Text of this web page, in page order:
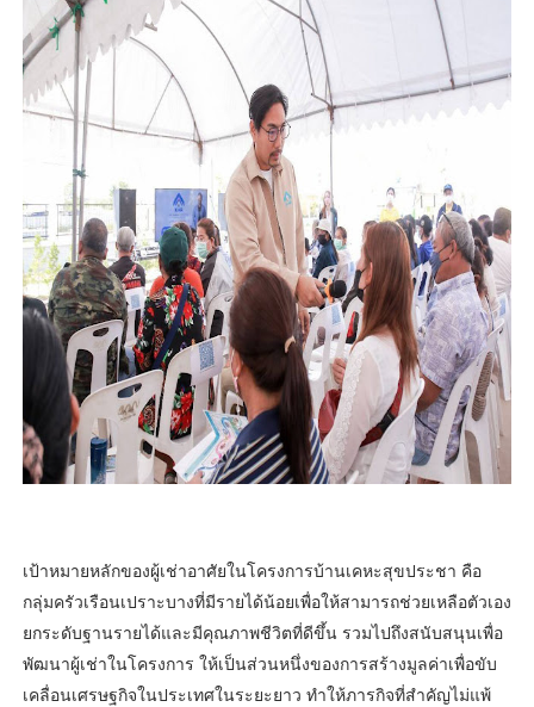
เป้าหมายหลักของผู้เช่าอาศัยในโครงการบ้านเคหะสุขประชา คือ
กลุ่มครัวเรือนเปราะบางที่มีรายได้น้อยเพื่อให้สามารถช่วยเหลือตัวเอง
ยกระดับฐานรายได้และมีคุณภาพชีวิตที่ดีขึ้น รวมไปถึงสนับสนุนเพื่อ
พัฒนาผู้เช่าในโครงการ ให้เป็นส่วนหนึ่งของการสร้างมูลค่าเพื่อขับ
เคลื่อนเศรษฐกิจในประเทศในระยะยาว ทำให้ภารกิจที่สำคัญไม่แพ้